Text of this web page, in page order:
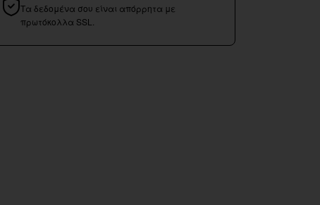
Τα δεδομένα σου είναι απόρρητα με
πρωτόκολλα SSL.